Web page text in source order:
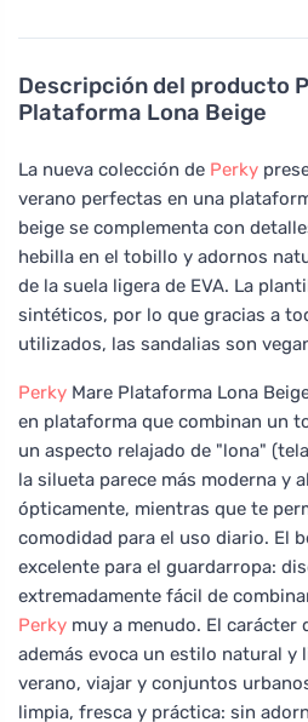
Descripción del producto
Plataforma Lona Beige
La nueva colección de Perky
verano perfectas en una
beige se complementa con
hebilla en el tobillo y adornos
de la suela ligera de EVA. La
sintéticos, por lo que gracias a
utilizados, las sandalias son
Perky Mare Plataforma Lona
en plataforma que combinan un
un aspecto relajado de "lona"
la silueta parece más moderna y
ópticamente, mientras que te
comodidad para el uso diario. El
excelente para el guardarropa:
extremadamente fácil de
Perky muy a menudo. El carácter
además evoca un estilo natural y
verano, viajar y conjuntos
limpia, fresca y práctica: sin